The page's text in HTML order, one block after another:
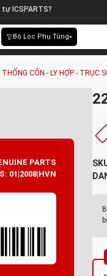
ICSPARTS?
Bộ Lọc Phụ Tùng
THỐNG CÔN - LY HỢP - TRỤC
PARTS
01|2008|HVN